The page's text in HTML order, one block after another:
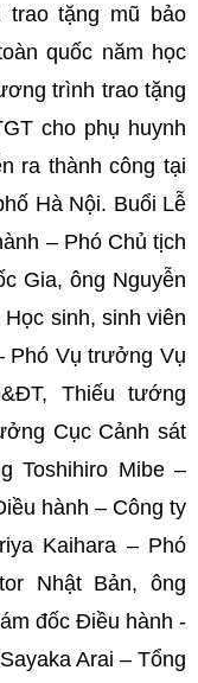
trao tặng mũ bảo
quốc năm học
trình trao tặng
cho phụ huynh
ra thành công tại
Hà Nội. Buổi Lễ
– Phó Chủ tịch
Gia, ông Nguyễn
sinh, sinh viên
Phó Vụ trưởng Vụ
Thiếu tướng
Cục Cảnh sát
Toshihiro Mibe –
hành – Công ty
Kaihara – Phó
Nhật Bản, ông
đốc Điều hành -
Arai – Tổng